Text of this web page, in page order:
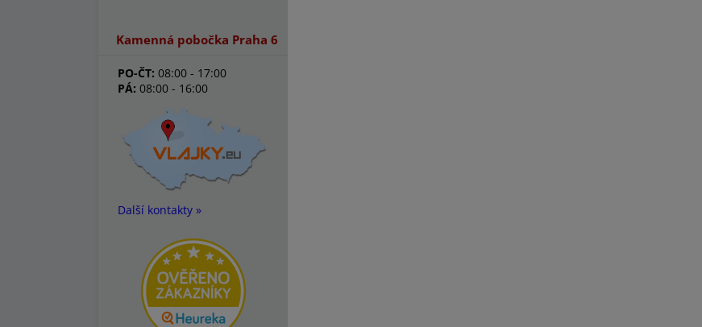
Kamenná pobočka Praha 6
PO-ČT: 08:00 - 17:00
PÁ: 08:00 - 16:00
Další kontakty »